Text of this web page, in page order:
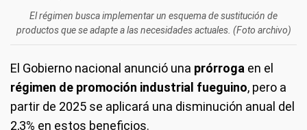
El régimen busca implementar un esquema de sustitución de
productos que se adapte a las necesidades actuales. (Foto archivo)
El Gobierno nacional anunció una prórroga en el
régimen de promoción industrial fueguino, pero a
partir de 2025 se aplicará una disminución anual del
2,3% en estos beneficios.